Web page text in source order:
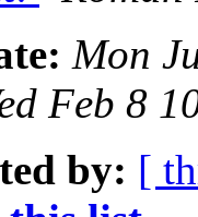
Mon
Feb 8
by: [